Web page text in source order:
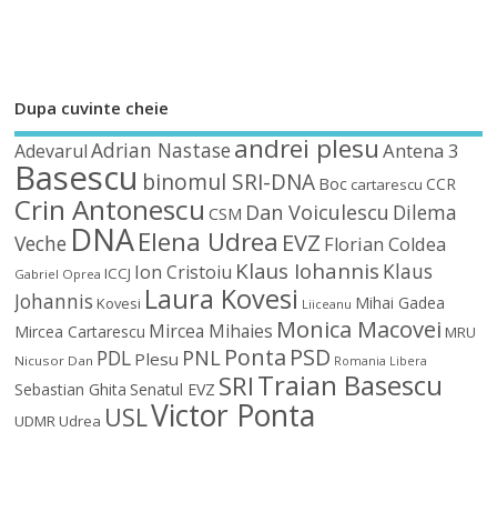
Dupa cuvinte cheie
Adevarul Adrian Nastaseandrei plesuAntena 3
Basescu binomul SRI-DNA Boc cartarescu CCR
Crin Antonescu CSM Dan Voiculescu Dilema
Veche DNAElena Udrea EVZ Florian Coldea
Gabriel Oprea ICCJ Ion Cristoiu Klaus Iohannis Klaus
Johannis Kovesi Laura Kovesi Liiceanu Mihai Gadea
Mircea Cartarescu Mircea Mihaies Monica Macovei MRU
Nicusor Dan PDL Plesu PNL Ponta PSD Romania Libera
Sebastian Ghita Senatul EVZ SRITraian Basescu
UDMRUdrea USLVictor Ponta